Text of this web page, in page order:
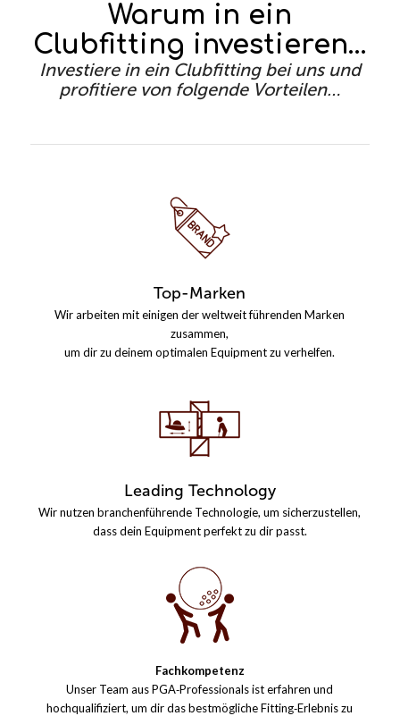
Warum in ein
Clubfitting investieren…
Investiere in ein Clubfitting bei uns und
profitiere von folgende Vorteilen…
Top-Marken
Wir arbeiten mit einigen der weltweit führenden Marken
zusammen,
um dir zu deinem optimalen Equipment zu verhelfen.
Leading Technology
Wir nutzen branchenführende Technologie, um sicherzustellen,
dass dein Equipment perfekt zu dir passt.
Fachkompetenz
Unser Team aus PGA‑Professionals ist erfahren und
hochqualifiziert, um dir das bestmögliche Fitting‑Erlebnis zu